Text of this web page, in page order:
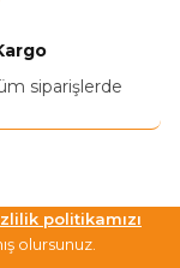
siparişlerde
politikamızı
olursunuz.